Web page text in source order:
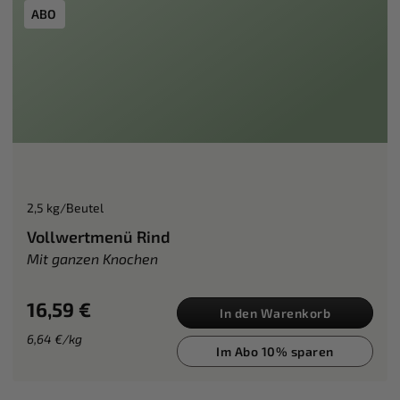
ABO
2,5 kg/Beutel
Vollwertmenü Rind
Mit ganzen Knochen
16,59 €
6,64 €/kg
In den Warenkorb
Im Abo 10% sparen